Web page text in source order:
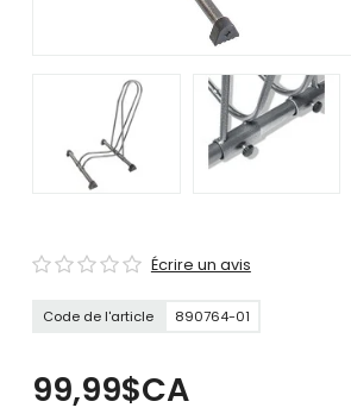
Écrire un avis
Code de l'article 890764-01
99,99$CA